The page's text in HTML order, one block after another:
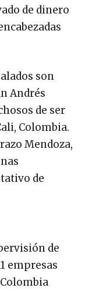
de dinero
son
Andrés
de ser
Colombia.
Mendoza,
de
de
empresas